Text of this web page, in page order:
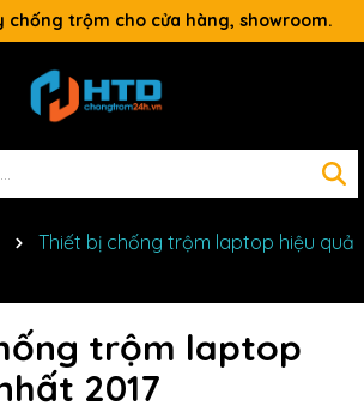
chống trộm cho cửa hàng, showroom.
Thiết bị chống trộm laptop hiệu quả
trộm laptop
2017